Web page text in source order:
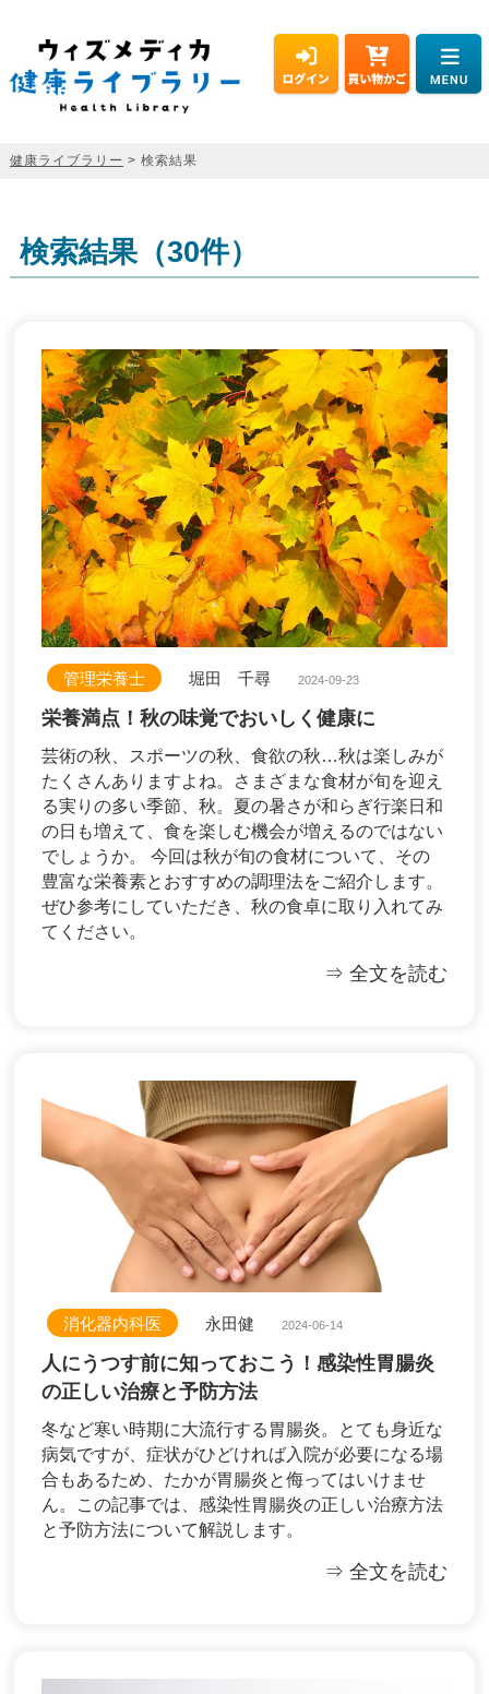
健康ライブラリー > 検索結果
検索結果（30件）
管理栄養士 堀田 千尋 2024-09-23
栄養満点！秋の味覚でおいしく健康に
芸術の秋、スポーツの秋、食欲の秋…秋は楽しみが
たくさんありますよね。さまざまな食材が旬を迎え
る実りの多い季節、秋。夏の暑さが和らぎ行楽日和
の日も増えて、食を楽しむ機会が増えるのではない
でしょうか。 今回は秋が旬の食材について、その
豊富な栄養素とおすすめの調理法をご紹介します。
ぜひ参考にしていただき、秋の食卓に取り入れてみ
てください。
⇒ 全文を読む
消化器内科医 永田健 2024-06-14
人にうつす前に知っておこう！感染性胃腸炎
の正しい治療と予防方法
冬など寒い時期に大流行する胃腸炎。とても身近な
病気ですが、症状がひどければ入院が必要になる場
合もあるため、たかが胃腸炎と侮ってはいけませ
ん。この記事では、感染性胃腸炎の正しい治療方法
と予防方法について解説します。
⇒ 全文を読む